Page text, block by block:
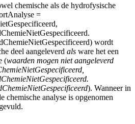
chemische als de hydrofysische
=
wordt
deel aangeleverd als ware het een
(waarden mogen niet aangeleverd
). Wanneer in
chemische analyse is opgenomen